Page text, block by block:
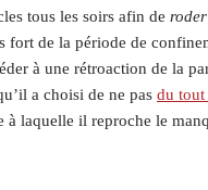
tous les soirs afin de roder
fort de la période de
à une rétroaction de la
a choisi de ne pas du tout
à laquelle il reproche le